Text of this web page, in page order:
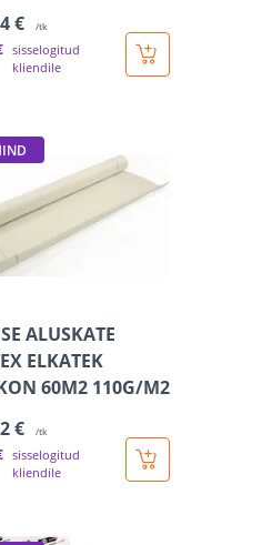
€ /tk
sisselogitud
kliendile
ALUSKATE
ELKATEK
60M2 110G/M2
€ /tk
sisselogitud
kliendile